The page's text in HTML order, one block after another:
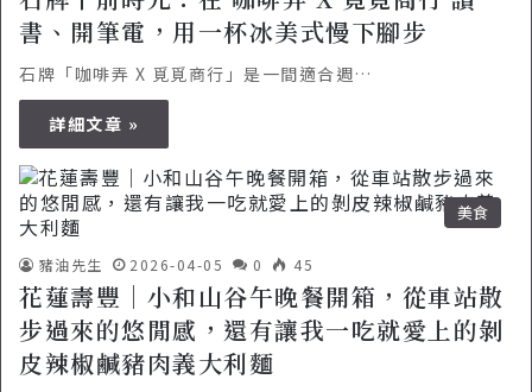
書、開筆電，用一杯冰美式慢下腳步
石牌「咖啡弄 X 覓覓商行」是一間適合週…
詳細文章 »
美食
豬油先生 2026-04-05 0 45
花蓮壽豐｜小和山谷午晚餐開箱，從車站散
步過來的悠閒感，還有讓我一吃就愛上的剝
皮辣椒鹹豬肉義大利麵